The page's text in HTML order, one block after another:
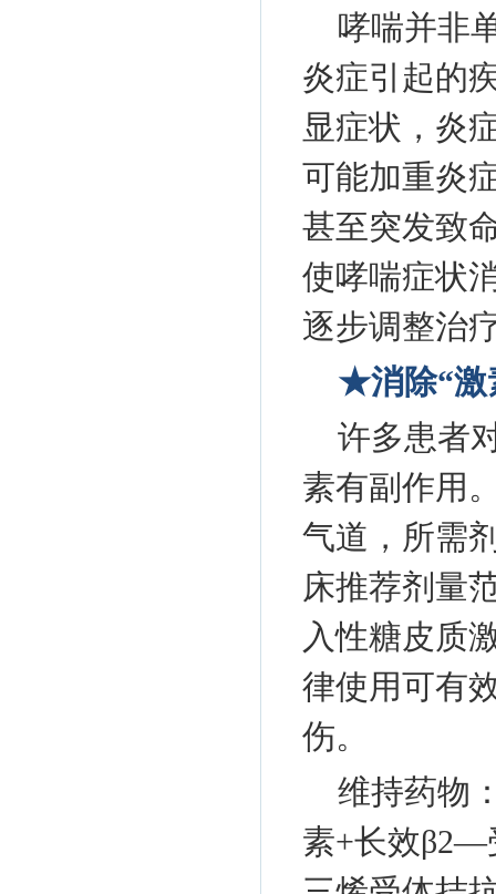
哮喘并非
炎症引起的
显症状，炎
可能加重炎
甚至突发致
使哮喘症状
逐步调整治
★消除“激
许多患者
素有副作用
气道，所需
床推荐剂量
入性糖皮质
律使用可有
伤。
维持药物
素+长效β2―